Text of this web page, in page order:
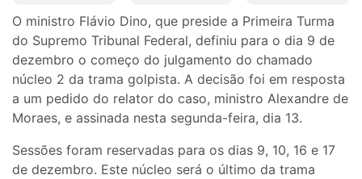
O ministro Flávio Dino, que preside a Primeira Turma
do Supremo Tribunal Federal, definiu para o dia 9 de
dezembro o começo do julgamento do chamado
núcleo 2 da trama golpista. A decisão foi em resposta
a um pedido do relator do caso, ministro Alexandre de
Moraes, e assinada nesta segunda-feira, dia 13.
Sessões foram reservadas para os dias 9, 10, 16 e 17
de dezembro. Este núcleo será o último da trama